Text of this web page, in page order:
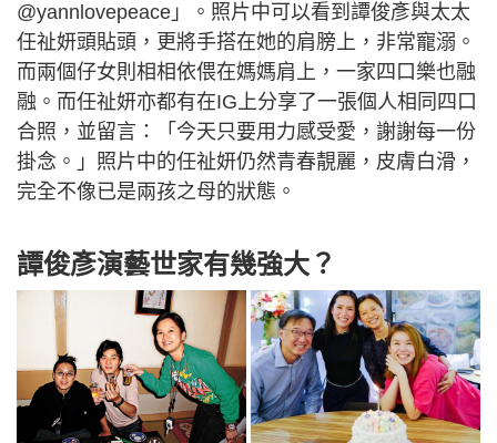
@yannlovepeace」。照片中可以看到譚俊彥與太太
任祉妍頭貼頭，更將手搭在她的肩膀上，非常寵溺。
而兩個仔女則相相依偎在媽媽肩上，一家四口樂也融
融。而任祉妍亦都有在IG上分享了一張個人相同四口
合照，並留言：「今天只要用力感受愛，謝謝每一份
掛念。」照片中的任祉妍仍然青春靚麗，皮膚白滑，
完全不像已是兩孩之母的狀態。
譚俊彥演藝世家有幾強大？